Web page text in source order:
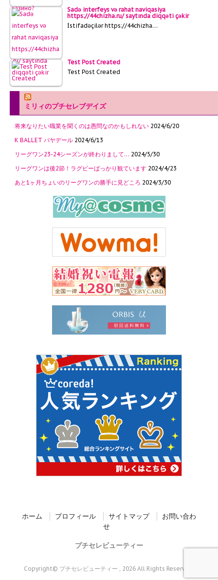
Sadə interfeys və rahat naviqasiya
https://44chizha.ru/ saytında diqqəti çəkir
İstifadəçilər https://44chizha…
Test Post Created
Test Post Created
ミリィのプチセレブデイズ
将来なりたい職業を聞くのは愚問なのかもしれない 2024/6/20
K BALLET バヤデール 2024/6/13
リーグワン23-24シーズンが終わりまして… 2024/5/30
リーグワンは後2節！ラグビーばっかり観ています 2024/4/23
あと1ヶ月ちょいのリーグワンの勝手に見どころ 2024/3/30
ホーム プロフィール サイトマップ
お問い合わ
せ
プチセレビューティー
Copyright© プチセレビューティー , 2026 All Rights Reserved.